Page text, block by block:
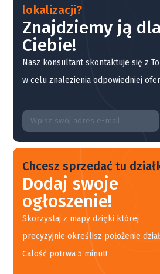
lokalizacji?
Znajdziemy ją dla
Ciebie!
Nasz konsultant skontaktuje się z
w celu znalezienia odpowiedniej
Chcesz sprzedać tu
Dodaj swoje
ogłoszenie!
Skorzystaj z mapy dzięki której
precyzyjnie określisz położenie
Calość potrwa 5 minut!